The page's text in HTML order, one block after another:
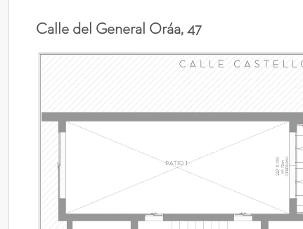
Calle del General Oráa, 47